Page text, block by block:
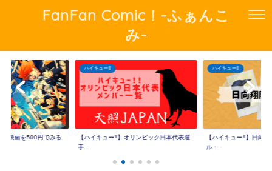
FanFan Comic！-ふぁんこ
み-
の映画を500円でみる
ハイキュー‼︎
【ハイキュー‼︎】オリンピック日本代表選
手...
ハイキュー‼︎
【ハイキュー‼︎】日向
ル・...